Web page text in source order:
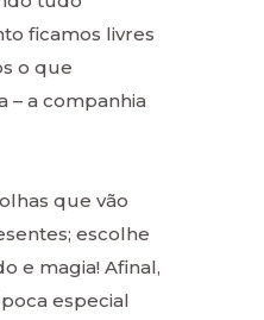
ficamos livres
o que
– a companhia
que vão
escolhe
e magia! Afinal,
especial